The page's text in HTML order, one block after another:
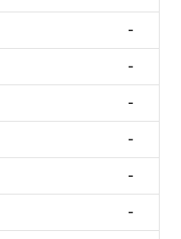
-
-
-
-
-
-